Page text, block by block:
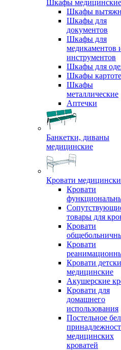
Шкафы медицинские
Шкафы
Шкафы для
документов
Шкафы для
медикаментов
инструментов
Шкафы для
Шкафы
Шкафы
металлические
Аптечки
Банкетки, диваны
медицинские
Кровати
Кровати
товары для
Кровати
Кровати
Кровати
медицинские
Акушерские
Кровати для
домашнего
использования
Постельное
медицинских
кроватей